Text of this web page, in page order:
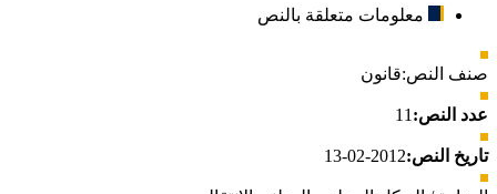
معلومات متعلقة بالنص
صنف النص:قانون
عدد النص: 11
تاريخ النص:2012-02-13